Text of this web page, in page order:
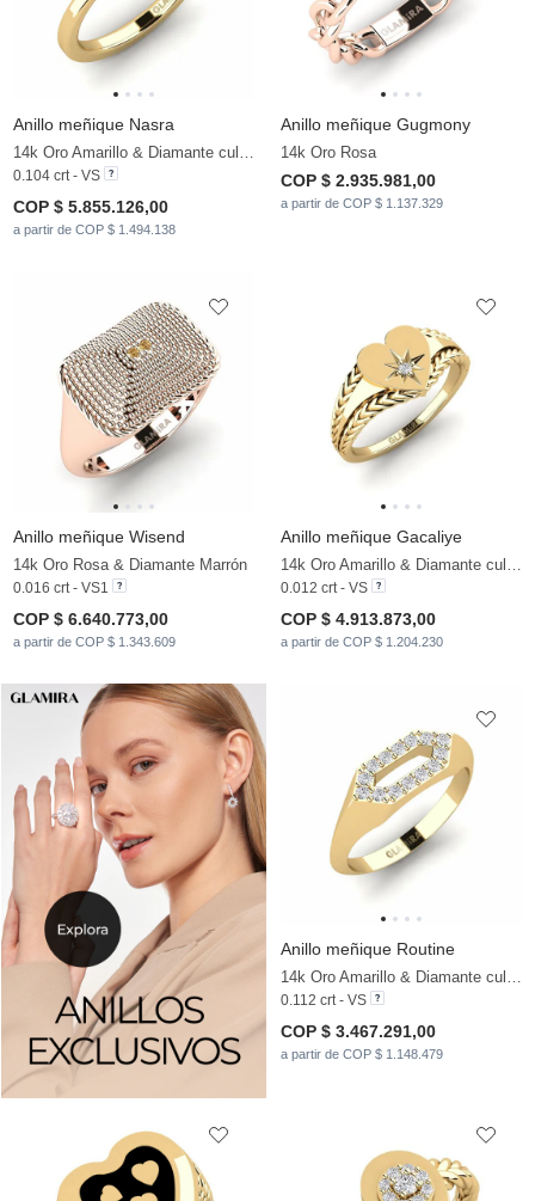
Anillo meñique Nasra
0.104 crt - VS
COP $ 5.855.126,00
a partir de COP $ 1.494.138
Anillo meñique Gugmony
14k Oro Rosa
COP $ 2.935.981,00
a partir de COP $ 1.137.329
Anillo meñique Wisend
14k Oro Rosa & Diamante Marrón
0.016 crt - VS1
COP $ 6.640.773,00
a partir de COP $ 1.343.609
Anillo meñique Gacaliye
0.012 crt - VS
COP $ 4.913.873,00
a partir de COP $ 1.204.230
Anillo meñique Routine
0.112 crt - VS
COP $ 3.467.291,00
a partir de COP $ 1.148.479